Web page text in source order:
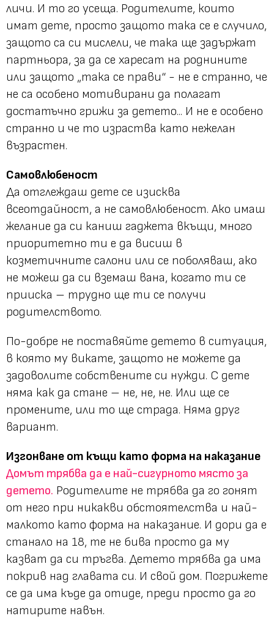
личи. И то го усеща. Родителите, които
имат дете, просто защото така се е случило,
защото са си мислели, че така ще задържат
партньора, за да се харесат на роднините
или защото „така се прави“ - не е странно, че
не са особено мотивирани да полагат
достатъчно грижи за детето... И не е особено
странно и че то израства като нежелан
възрастен.
Самовлюбеност
Да отглеждаш дете се изисква
всеотдайност, а не самовлюбеност. Ако имаш
желание да си каниш гаджета вкъщи, много
приоритетно ти е да висиш в
козметичните салони или се поболяваш, ако
не можеш да си вземаш вана, когато ти се
прииска – трудно ще ти се получи
родителството.
По-добре не поставяйте детето в ситуация,
в която му викате, защото не можете да
задоволите собствените си нужди. С дете
няма как да стане – не, не, не. Или ще се
промените, или то ще страда. Няма друг
вариант.
Изгонване от къщи като форма на наказание
Домът трябва да е най-сигурното място за
детето. Родителите не трябва да го гонят
от него при никакви обстоятелства и най-
малкото като форма на наказание. И дори да е
станало на 18, те не бива просто да му
казват да си тръгва. Детето трябва да има
покрив над главата си. И свой дом. Погрижете
се да има къде да отиде, преди просто да го
натирите навън.